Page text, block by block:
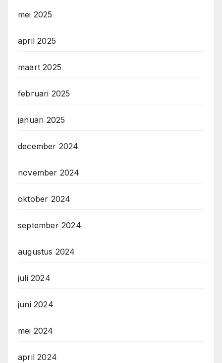
mei 2025
april 2025
maart 2025
februari 2025
januari 2025
december 2024
november 2024
oktober 2024
september 2024
augustus 2024
juli 2024
juni 2024
mei 2024
april 2024